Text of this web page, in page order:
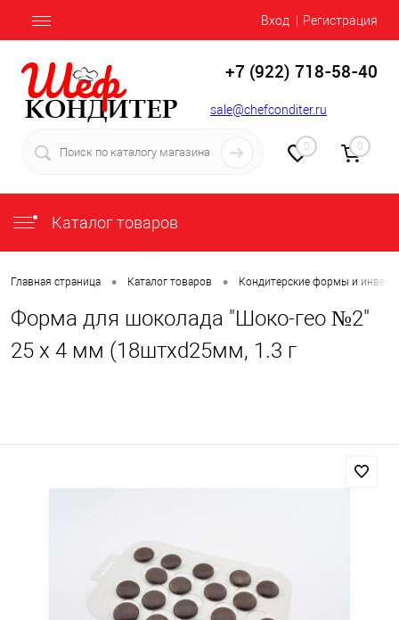
Вход Регистрация
+7 (922) 718-58-40
sale@chefconditer.ru
0 0
Каталог товаров
Главная страница • Каталог товаров • Кондитерские формы и
Форма для шоколада "Шоко-гео №2"
25 х 4 мм (18штхd25мм, 1.3 г